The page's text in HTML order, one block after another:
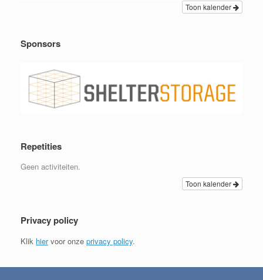
Toon kalender
Sponsors
Repetities
Geen activiteiten.
Toon kalender
Privacy policy
Klik hiervoor onze privacy policy.